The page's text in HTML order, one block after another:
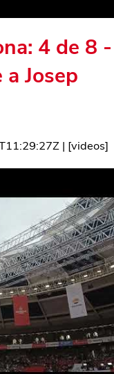
4 de 8 -
Josep
| [videos]